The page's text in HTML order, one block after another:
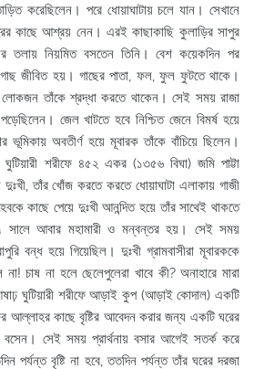
করেছিলেন। পরে ধোয়াঘাটায় চলে যান। সেখানে
কাছে আশ্রয় নেন। এরই কাছাকাছি কুলাড়ির সাপুর
তলায় নিয়মিত বসতেন তিনি। বেশ কয়েকদিন পর
জীবিত হয়। গাছের পাতা, ফল, ফুল ফুটতে থাকে।
লোকজন তাঁকে শ্রদ্ধা করতে থাকেন। সেই সময় রাজা
জেল খাটতে হবে নিশ্চিত জেনে বিমর্ষ হয়ে
ভূমিকায় অবতীর্ণ হয়ে মূবারক তাঁকে বাঁচিয়ে ছিলেন।
শরীফে ৪৫২ একর (১৩৫৬ বিঘা) জমি পাট্টা
দুঃখী, তাঁর খোঁজ করতে করতে ধোয়াঘাটা এলাকায় গাজী
কাছে পেয়ে দুঃখী আনন্দিত হয়ে তাঁর সাথেই থাকতে
আবার মহামারী ও মন্বন্তর হয়। সেই সময়
বন্ধ হয়ে গিয়েছিল। দুঃখী গ্রামবাসীরা মূবারককে
চাষ না হলে ছেলেপুলেরা খাবে কী? অনাহারে মারা
ঘুটিয়ারী শরীফে আড়াই কুপ (আড়াই কোদাল) একটি
কাছে বৃষ্টির আবেদন করার জন্য একটি ঘরের
বসেন। সেই সময় প্রার্থনায় বসার আগেই সতর্ক করে
পর্যন্ত বৃষ্টি না হবে, ততদিন পর্যন্ত তাঁর ঘরের দরজা